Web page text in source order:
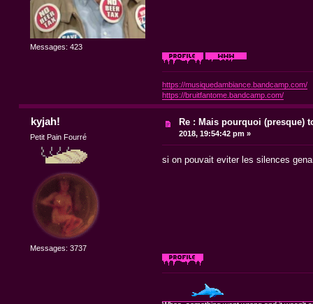
Messages: 423
https://musiquedambiance.bandcamp.com/
https://bruitfantome.bandcamp.com/
kyjah!
Petit Pain Fourré
Messages: 3737
Re : Mais pourquoi (presque)
2018, 19:54:42 pm »
si on pouvait eviter les silences